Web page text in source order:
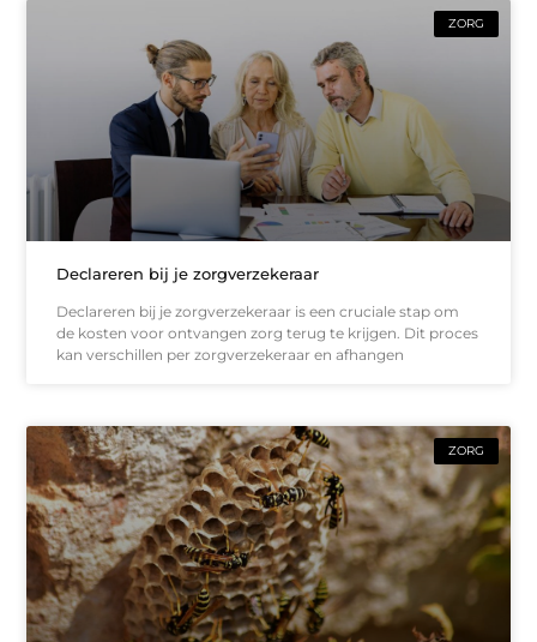
ZORG
Declareren bij je zorgverzekeraar
Declareren bij je zorgverzekeraar is een cruciale stap om
de kosten voor ontvangen zorg terug te krijgen. Dit proces
kan verschillen per zorgverzekeraar en afhangen
ZORG